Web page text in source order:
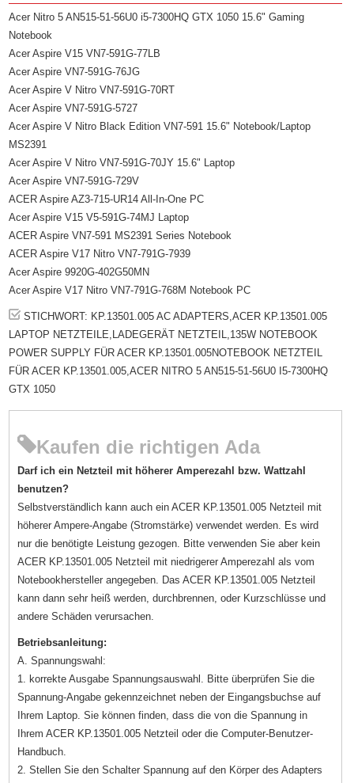
Acer Nitro 5 AN515-51-56U0 i5-7300HQ GTX 1050 15.6" Gaming
Notebook
Acer Aspire V15 VN7-591G-77LB
Acer Aspire VN7-591G-76JG
Acer Aspire V Nitro VN7-591G-70RT
Acer Aspire VN7-591G-5727
Acer Aspire V Nitro Black Edition VN7-591 15.6" Notebook/Laptop
MS2391
Acer Aspire V Nitro VN7-591G-70JY 15.6" Laptop
Acer Aspire VN7-591G-729V
ACER Aspire AZ3-715-UR14 All-In-One PC
Acer Aspire V15 V5-591G-74MJ Laptop
ACER Aspire VN7-591 MS2391 Series Notebook
ACER Aspire V17 Nitro VN7-791G-7939
Acer Aspire 9920G-402G50MN
Acer Aspire V17 Nitro VN7-791G-768M Notebook PC
STICHWORT: KP.13501.005 AC ADAPTERS,ACER KP.13501.005
LAPTOP NETZTEILE,LADEGERÄT NETZTEIL,135W NOTEBOOK
POWER SUPPLY FÜR ACER KP.13501.005NOTEBOOK NETZTEIL
FÜR ACER KP.13501.005,ACER NITRO 5 AN515-51-56U0 I5-7300HQ
GTX 1050
Kaufen die richtigen Ada
Darf ich ein Netzteil mit höherer Amperezahl bzw. Wattzahl
benutzen?
Selbstverständlich kann auch ein ACER KP.13501.005 Netzteil mit
höherer Ampere-Angabe (Stromstärke) verwendet werden. Es wird
nur die benötigte Leistung gezogen. Bitte verwenden Sie aber kein
ACER KP.13501.005 Netzteil mit niedrigerer Amperezahl als vom
Notebookhersteller angegeben. Das ACER KP.13501.005 Netzteil
kann dann sehr heiß werden, durchbrennen, oder Kurzschlüsse und
andere Schäden verursachen.
Betriebsanleitung:
A. Spannungswahl:
1. korrekte Ausgabe Spannungsauswahl. Bitte überprüfen Sie die
Spannung-Angabe gekennzeichnet neben der Eingangsbuchse auf
Ihrem Laptop. Sie können finden, dass die von die Spannung in
Ihrem ACER KP.13501.005 Netzteil oder die Computer-Benutzer-
Handbuch.
2. Stellen Sie den Schalter Spannung auf den Körper des Adapters